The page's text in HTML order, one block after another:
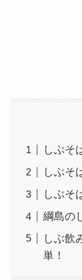
しぶそ
しぶそ
しぶそ
綱島の
しぶ飲
単！